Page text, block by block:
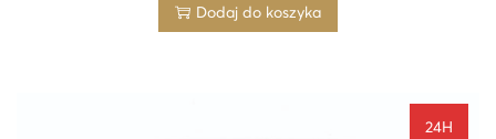
Dodaj do koszyka
24H